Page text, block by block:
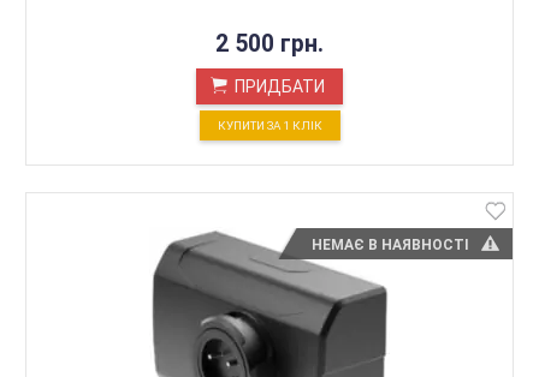
2 500 грн.
ПРИДБАТИ
КУПИТИ ЗА 1 КЛIК
НЕМАЄ В НАЯВНОСТІ